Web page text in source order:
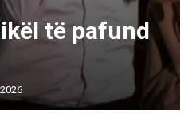
të pafund